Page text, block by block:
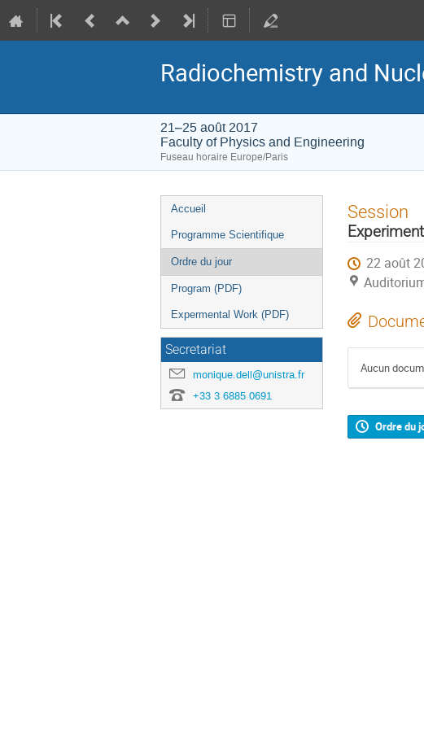
Radiochemistry and
21–25 août 2017
Faculty of Physics and Engineering
Fuseau horaire Europe/Paris
Menu
de
l'événement
Accueil
Programme Scientifique
Ordre du jour
Program (PDF)
Expermental Work (PDF)
Secretariat
monique.dell@unistra.fr
+33 3 6885 0691
Session
22 août
Aucun
Ordre du